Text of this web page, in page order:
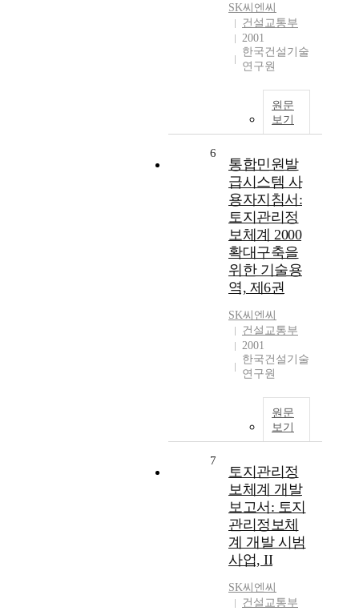
SK씨엔씨
건설교통부
2001
한국건설기술
연구원
원문
보기
6
통합민원발
급시스템 사
용자지침서:
토지관리정
보체계 2000
확대구축을
위한 기술용
역, 제6권
SK씨엔씨
건설교통부
2001
한국건설기술
연구원
원문
보기
7
토지관리정
보체계 개발
보고서: 토지
관리정보체
계 개발 시범
사업, II
SK씨엔씨
건설교통부